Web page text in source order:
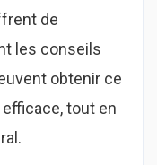
de
les conseils
obtenir ce
tout en